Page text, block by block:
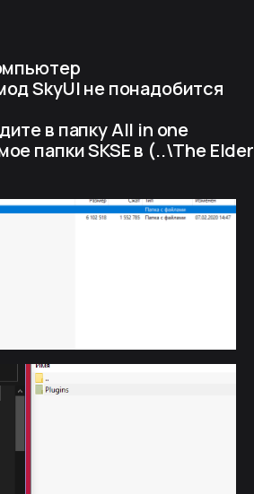
SkyUI не понадобится
в папку All in one
папки SKSE в (..\The Elder